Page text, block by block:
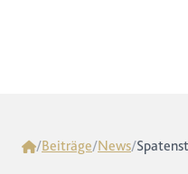
Home
/Beiträge/News/